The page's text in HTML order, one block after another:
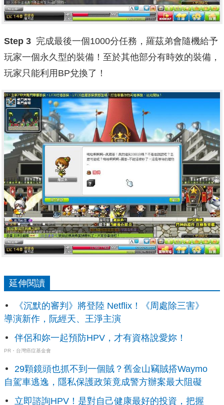
Step 3 完成最後一個1000分任務，羅茲弟會隨機給予
玩家一個永久型的裝備！至於其他部分有時效的裝備，
玩家只能利用BP兌換了！
延伸閱讀
《沉默的審判》將登陸 Netflix！《周處除三害》
導演新作，阮經天、王淨主演
伴侶和妳一起預防HPV，才有資格說愛妳！
PR・台灣癌症基金會
29顆鏡頭也抓不到一個賊？舊金山竊賊搭Waymo
自駕車逃逸，隱私保護政策竟成警方辦案最大阻礙
立即諮詢HPV！是對自己健康最好的投資，把握